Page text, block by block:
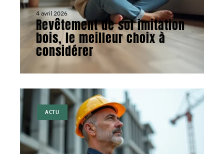
4 avril 2026
Revêtement de sol imitation
bois, le meilleur choix à
considérer
ACTU